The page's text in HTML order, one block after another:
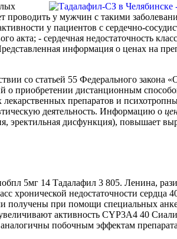
проводить у мужчин с такими
у пациентов с сердечно-
акта; - сердечная недостаточность
информация о ценах на
со статьей 55 Федерального закона
приобретении дистанционным
препаратов и
деятельность. Информацию о
эректильная дисфункция), повышает
5мг 14 Тадалафил 3 805. Ленина,
хронической недостаточности сердца
получены при помощи специальных
активность CYP3A4 40
побочным эффектам